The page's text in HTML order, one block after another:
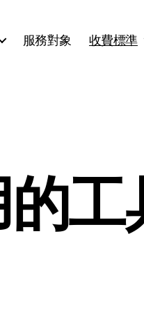
服務對象 收費標準
工